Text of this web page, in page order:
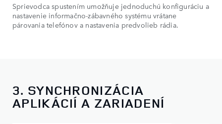
Sprievodca spustením umožňuje jednoduchú konfiguráciu a
nastavenie informačno-zábavného systému vrátane
párovania telefónov a nastavenia predvolieb rádia.
3. SYNCHRONIZÁCIA
APLIKÁCIÍ A ZARIADENÍ